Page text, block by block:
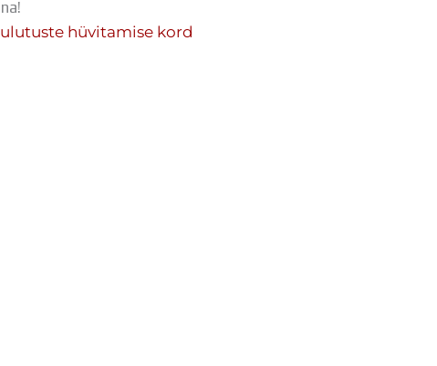
hüvitamise kord